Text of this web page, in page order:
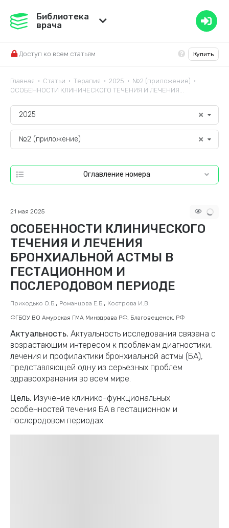
Медвестник
Справочник ЛС
Библиотека
врача
Доступ ко всем статьям Купить
Главная • Статьи • Терапия • 2025 • №2 (приложение) •
ОСОБЕННОСТИ КЛИНИЧЕСКОГО ТЕЧЕНИЯ И ЛЕЧЕНИЯ...
2025
№2 (приложение)
Оглавление номера
ОСОБЕННОСТИ КЛИНИЧЕСКОГО
ТЕЧЕНИЯ И ЛЕЧЕНИЯ
БРОНХИАЛЬНОЙ АСТМЫ В
ГЕСТАЦИОННОМ И
ПОСЛЕРОДОВОМ ПЕРИОДЕ
21 мая 2025
ФГБОУ ВО Амурская ГМА Минздрава РФ, Благовещенск, РФ
Актуальность. Актуальность исследования связана с
возрастающим интересом к проблемам диагностики,
лечения и профилактики бронхиальной астмы (БА),
представляющей одну из серьезных проблем
здравоохранения во всем мире.
Цель. Изучение клинико-функциональных
особенностей течения БА в гестационном и
послеродовом периодах.
Приходько О.Б., Романцова Е.Б., Кострова И.В.